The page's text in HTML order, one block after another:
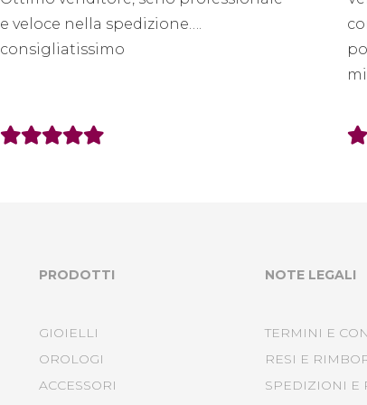
e veloce nella spedizione….
consigliatissimo
PRODOTTI
GIOIELLI
OROLOGI
ACCESSORI
NOTE LEGALI
TERMINI E
RESI E
SPEDIZIONI E